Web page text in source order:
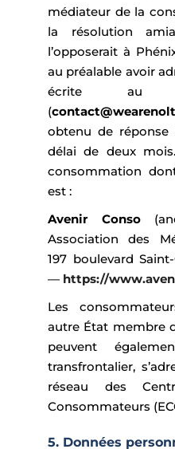
médiateur de la
la résolution
l’opposerait à
au préalable avoir
écrite au
(
obtenu de réponse
délai de deux
consommation
est :
Avenir Conso
Association des
197 boulevard
— https://
Les
autre État membre
peuvent
transfrontalier,
réseau des
Consommateurs
5. Données